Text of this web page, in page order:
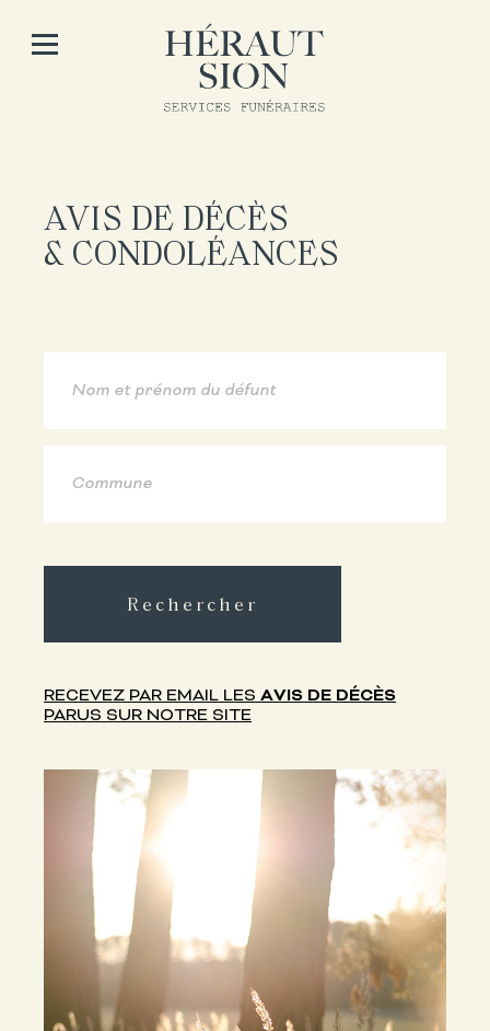
AVIS DE DÉCÈS
& CONDOLÉANCES
Rechercher
RECEVEZ PAR EMAIL LES AVIS DE DÉCÈS
PARUS SUR NOTRE SITE